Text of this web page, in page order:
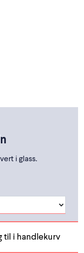
i glass.
til i handlekurv